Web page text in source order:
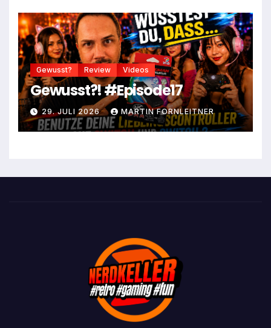
Gewusst? Review Videos
Gewusst?! #Episode17
29. JULI 2026 MARTIN FORNLEITNER